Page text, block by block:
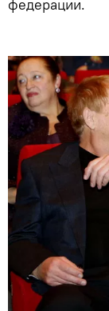
федерации.